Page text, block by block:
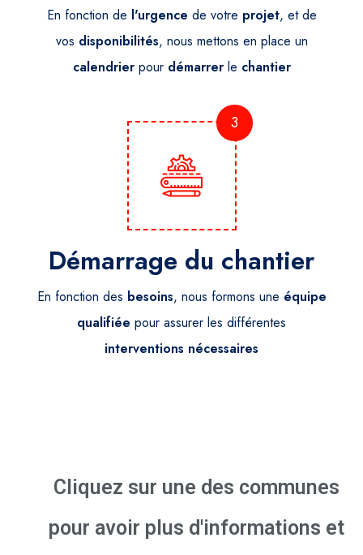
En fonction de l'urgence de votre projet, et de
vos disponibilités, nous mettons en place un
calendrierpour démarrerle chantier
3
Démarrage du chantier
En fonction des besoins, nous formons une équipe
qualifiée pour assurer les différentes
interventions nécessaires
Cliquez sur une des communes
pour avoir plus d'informations et